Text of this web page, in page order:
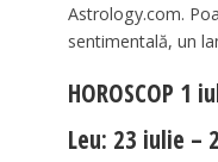
Astrology.com.
sentimentală, un
HOROSCOP 1
Leu: 23 iulie –